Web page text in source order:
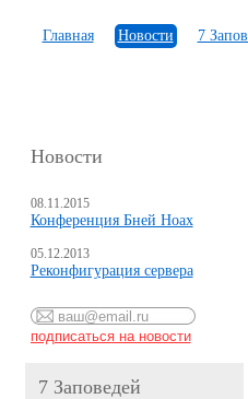
Главная Новости 7
Новости
08.11.2015
Конференция Бней Ноах
05.12.2013
Реконфигурация сервера
7 Заповедей